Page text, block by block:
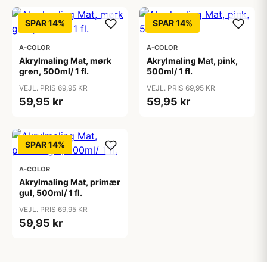
SPAR 14%
A-COLOR
Akrylmaling Mat, mørk
grøn, 500ml/ 1 fl.
VEJL. PRIS 69,95 KR
59,95 kr
SPAR 14%
A-COLOR
Akrylmaling Mat, pink,
500ml/ 1 fl.
VEJL. PRIS 69,95 KR
59,95 kr
SPAR 14%
A-COLOR
Akrylmaling Mat, primær
gul, 500ml/ 1 fl.
VEJL. PRIS 69,95 KR
59,95 kr